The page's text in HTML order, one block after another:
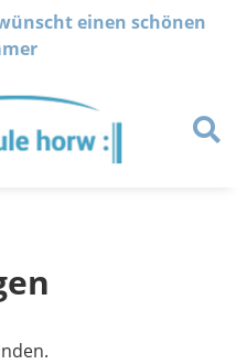
einen schönen